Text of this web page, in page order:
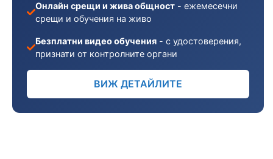
Онлайн срещи и жива общност - ежемесечни
срещи и обучения на живо
Безплатни видео обучения - с удостоверения,
признати от контролните органи
ВИЖ ДЕТАЙЛИТЕ